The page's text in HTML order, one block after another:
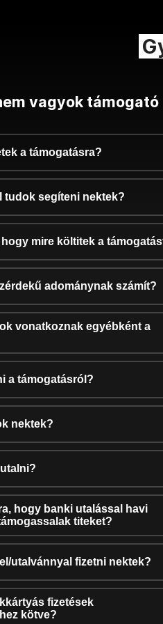
vagyok támogató
a támogatásra?
tudok segíteni nektek?
mire költitek a
adománynak számít?
vonatkoznak egyébként a
a támogatásról?
nektek?
hogy banki utalással havi
titeket?
utalvánnyal fizetni nektek?
fizetések
kötve?